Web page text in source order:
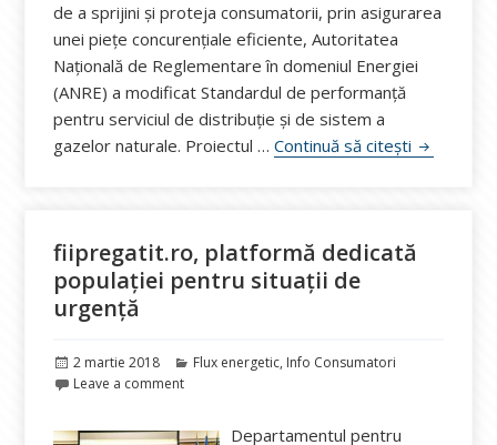
de a sprijini și proteja consumatorii, prin asigurarea
unei piețe concurențiale eficiente, Autoritatea
Națională de Reglementare în domeniul Energiei
(ANRE) a modificat Standardul de performanță
pentru serviciul de distribuție și de sistem a
gazelor naturale. Proiectul …Continuă să citești Noi
fiipregatit.ro, platformă dedicată
populației pentru situații de
urgență
Publicat
pe
2 martie 2018 Categorii
Flux energetic, Info Consumatori
Leave a comment
Departamentul pentru